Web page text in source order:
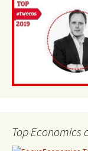
Top Economics